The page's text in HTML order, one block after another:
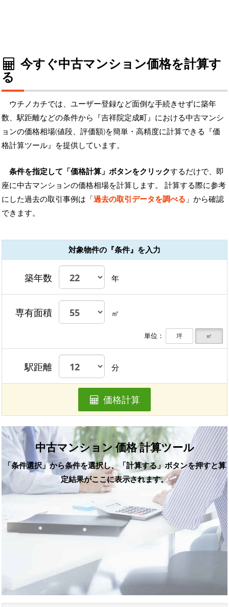
今すぐ中古マンション価格を計算す
る
ウチノカチでは、ユーザー登録など面倒な手続きせずに築年
数、駅距離などの条件から『吉祥院定成町』における中古マンシ
ョンの価格相場(値段、評価額)を簡単・高精度に計算できる『価
格計算ツール』を提供しています。
条件を指定して「価格計算」ボタンをクリックするだけで、即
座に中古マンションの価格相場を計算します。 計算する際に参考
にした過去の取引事例は「過去の取引データを調べる 」から確認
できます。
対象物件の『条件』を入力
築年数 年
専有面積 ㎡
単位： 坪 ㎡
駅距離 分
価格計算
中古マンション 価格 計算ツール
「条件選択」から条件を選択し、「計算する」ボタンを押すと算
定結果がここに表示されます。